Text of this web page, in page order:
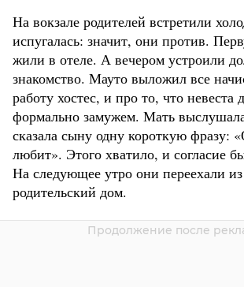
На вокзале родителей встретили
испугалась: значит, они против.
жили в отеле. А вечером устроили
знакомство. Мауто выложил все
работу хостес, и про то, что невеста
формально замужем. Мать
сказала сыну одну короткую фразу:
любит». Этого хватило, и согласие
На следующее утро они переехали
родительский дом.